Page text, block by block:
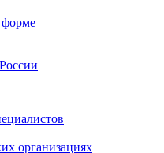
организациях